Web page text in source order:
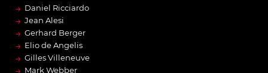
→ Daniel Ricciardo
→ Jean Alesi
→ Gerhard Berger
→ Elio de Angelis
→ Gilles Villeneuve
Mark Webber